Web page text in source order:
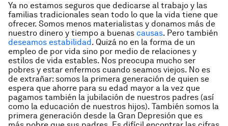
Ya no estamos seguros que dedicarse al trabajo y las
familias tradicionales sean todo lo que la vida tiene que
ofrecer. Somos menos materialistas y donamos más de
nuestro dinero y tiempo a buenas causas. Pero también
deseamos estabilidad. Quizá no en la forma de un
empleo de por vida sino por medio de relaciones y
estilos de vida estables. Nos preocupa mucho ser
pobres y estar enfermos cuando seamos viejos. No es
de extrañar: somos la primera generación de quien se
espera que ahorre para su edad mayor a la vez que
pagamos también la jubilación de nuestros padres (así
como la educación de nuestros hijos). También somos la
primera generación desde la Gran Depresión que es